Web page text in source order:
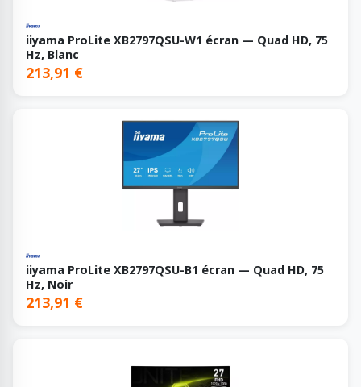
iiyama ProLite XB2797QSU-W1 écran — Quad HD, 75
Hz, Blanc
213,91 €
iiyama ProLite XB2797QSU-B1 écran — Quad HD, 75
Hz, Noir
213,91 €